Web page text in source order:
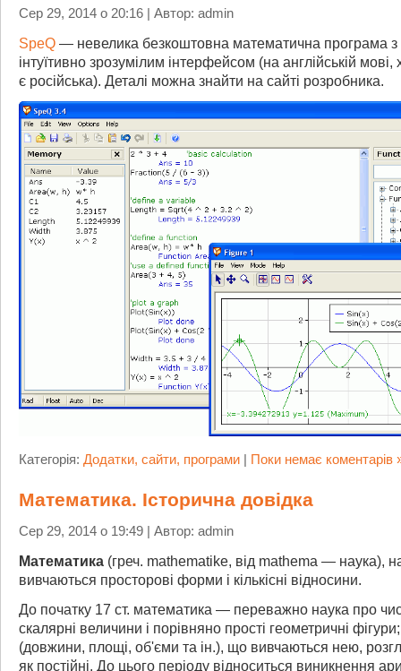
Сер 29, 2014 о 20:16 | Автор: admin
SpeQ — невелика безкоштовна математична програма з
інтуїтивно зрозумілим інтерфейсом (на англійській мові,
є російська). Деталі можна знайти на сайті розробника.
Категорія: Додатки, сайти, програми Поки немає коментарів
Математика. Історична довідка
Сер 29, 2014 о 19:49 | Автор: admin
Математика (греч. mathematike, від mathema — наука),
вивчаються просторові форми і кількісні відносини.
До початку 17 ст. математика — переважно наука про
скалярні величини і порівняно прості геометричні
(довжини, площі, об'єми та ін.), що вивчаються нею,
як постійні. До цього періоду відноситься виникнення